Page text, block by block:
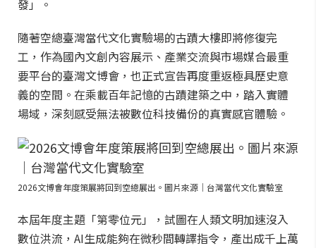
發」。
隨著空總臺灣當代文化實驗場的古蹟大樓即將修復完
工，作為國內文創內容展示、產業交流與市場媒合最重
要平台的臺灣文博會，也正式宣告再度重返極具歷史意
義的空間。在乘載百年記憶的古蹟建築之中，踏入實體
場域，深刻感受無法被數位科技備份的真實感官體驗。
2026文博會年度策展將回到空總展出。圖片來源｜台灣當代文化實驗室
本屆年度主題「第零位元」，試圖在人類文明加速沒入
數位洪流，AI生成能夠在微秒間轉譯指令，產出成千上萬